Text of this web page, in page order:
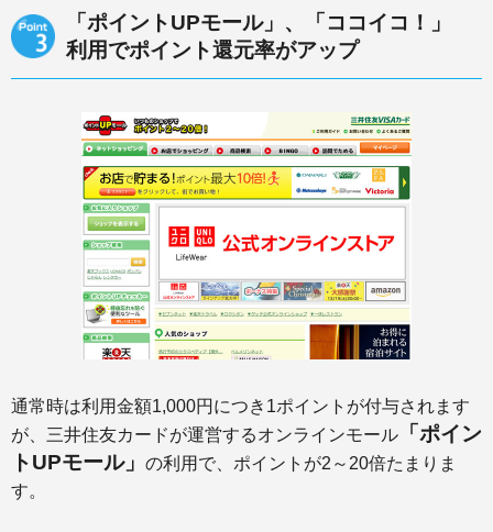
「ポイントUPモール」、「ココイコ！」
利用でポイント還元率がアップ
通常時は利用金額1,000円につき1ポイントが付与されます
が、三井住友カードが運営するオンラインモール
「ポイン
トUPモール」 の利用で、ポイントが2～20倍たまりま
す。